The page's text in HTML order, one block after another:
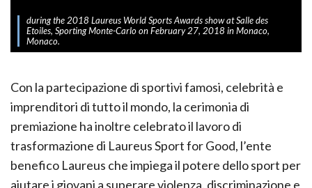
during the 2018 Laureus World Sports Awards show at Salle des
Etoiles, Sporting Monte-Carlo on February 27, 2018 in Monaco,
Monaco.
Con la partecipazione di sportivi famosi, celebrità e
imprenditori di tutto il mondo, la cerimonia di
premiazione ha inoltre celebrato il lavoro di
trasformazione di Laureus Sport for Good, l’ente
benefico Laureus che impiega il potere dello sport per
aiutare i giovani a superare violenza, discriminazione e